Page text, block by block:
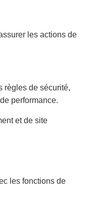
les actions de
règles de sécurité,
performance.
et de site
les fonctions de